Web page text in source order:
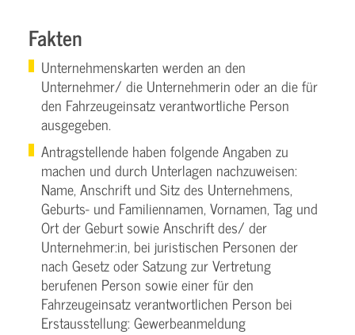
Fakten
Unternehmenskarten werden an den
Unternehmer/ die Unternehmerin oder an die für
den Fahrzeugeinsatz verantwortliche Person
ausgegeben.
Antragstellende haben folgende Angaben zu
machen und durch Unterlagen nachzuweisen:
Name, Anschrift und Sitz des Unternehmens,
Geburts- und Familiennamen, Vornamen, Tag und
Ort der Geburt sowie Anschrift des/ der
Unternehmer:in, bei juristischen Personen der
nach Gesetz oder Satzung zur Vertretung
berufenen Person sowie einer für den
Fahrzeugeinsatz verantwortlichen Person bei
Erstausstellung: Gewerbeanmeldung